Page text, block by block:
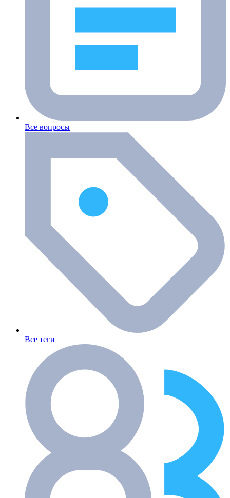
Все вопросы
Все теги